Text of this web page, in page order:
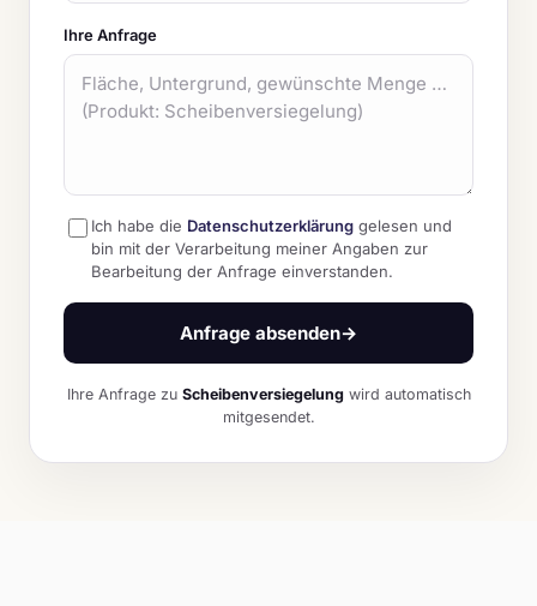
Ihre Anfrage
Ich habe die Datenschutzerklärung gelesen und
bin mit der Verarbeitung meiner Angaben zur
Bearbeitung der Anfrage einverstanden.
Anfrage absenden→
Ihre Anfrage zu Scheibenversiegelungwird automatisch
mitgesendet.